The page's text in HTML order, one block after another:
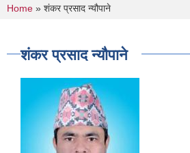
You are here
Home » शंकर प्रसाद न्यौपाने
शंकर प्रसाद न्यौपाने